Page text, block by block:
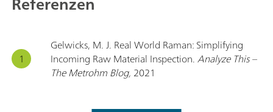
Gelwicks, M. J. Real World Raman: Simplifying
Incoming Raw Material Inspection.Analyze This –
The Metrohm Blog, 2021